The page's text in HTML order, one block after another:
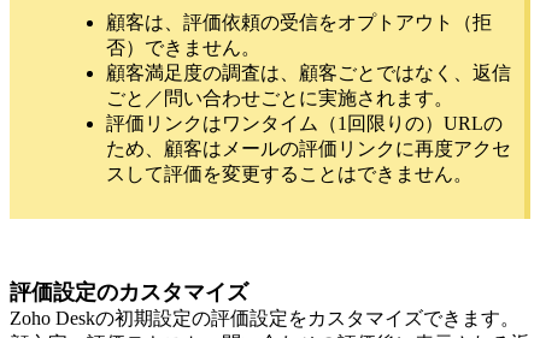
顧客は、評価依頼の受信をオプトアウト（拒
否）できません。
顧客満足度の調査は、顧客ごとではなく、返信
ごと／問い合わせごとに実施されます。
評価リンクはワンタイム（1回限りの）URLの
ため、顧客はメールの評価リンクに再度アクセ
スして評価を変更することはできません。
評価設定のカスタマイズ
Zoho Deskの初期設定の評価設定をカスタマイズできます。